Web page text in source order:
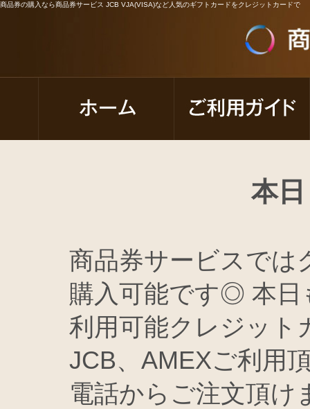
商品券の購入なら商品券サービス JCB VJA(VISA)など人気のギフトカードをクレジットカードで
本
商品券サービスでは
購入可能です◎ 本
利用可能クレジット
JCB、AMEXご利用
電話からご注文頂